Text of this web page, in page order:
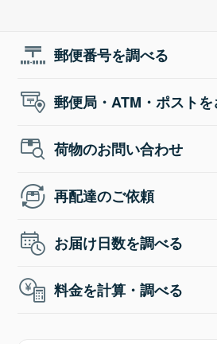
郵便番号を調べる
郵便局・ATM・ポスト
荷物のお問い合わせ
再配達のご依頼
お届け日数を調べる
料金を計算・調べる